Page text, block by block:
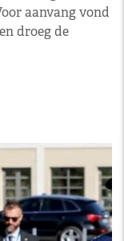
aanvang vond
droeg de